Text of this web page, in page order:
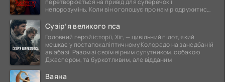
непорозумінь. Коли він оголошує про намір одружитися,
Сузір’я великого пса
Головний герой історії, Хіг, — цивільний пілот, який
мешкає у постапокаліптичному Колорадо на занедбаній
авіабазі. Разом зі своїм вірним супутником, собакою
Джаспером, та буркотливим, але відданим
Ваяна